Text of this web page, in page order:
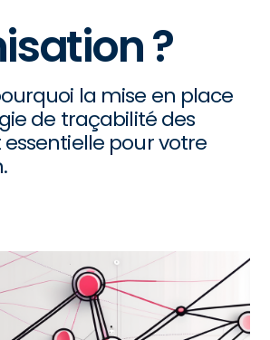
?
la mise en place
de traçabilité des
pour votre